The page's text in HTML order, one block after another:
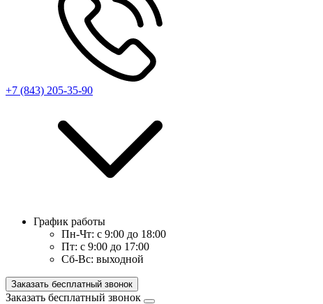
+7 (843) 205-35-90
График работы
Пн-Чт: с 9:00 до 18:00
Пт: с 9:00 до 17:00
Сб-Вс: выходной
Заказать бесплатный звонок
Заказать бесплатный звонок